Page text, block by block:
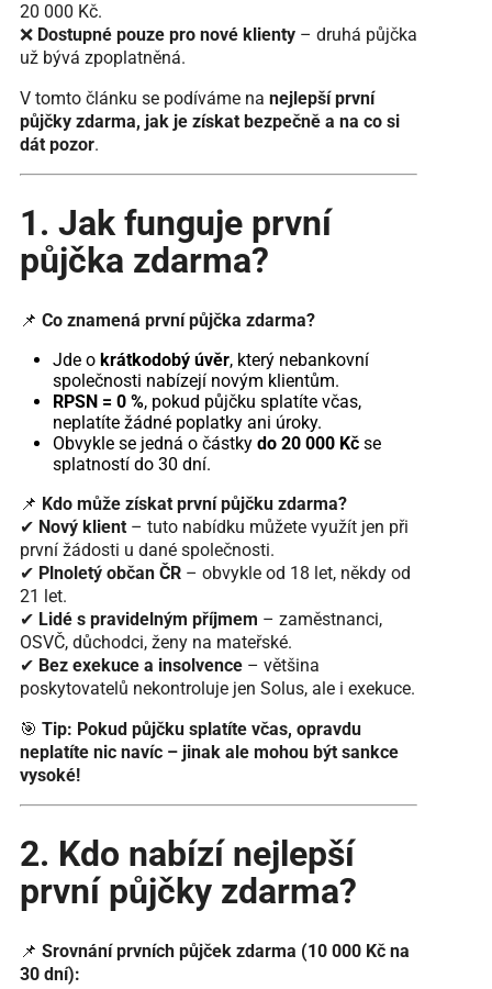
20 000 Kč.
❌ Dostupné pouze pro nové klienty– druhá půjčka
už bývá zpoplatněná.
V tomto článku se podíváme na nejlepší první
půjčky zdarma, jak je získat bezpečně a na co si
dát pozor.
1. Jak funguje první
půjčka zdarma?
📌 Co znamená první půjčka zdarma?
Jde o krátkodobý úvěr, který nebankovní
společnosti nabízejí novým klientům.
RPSN = 0 %, pokud půjčku splatíte včas,
neplatíte žádné poplatky ani úroky.
Obvykle se jedná o částky do 20 000 Kčse
splatností do 30 dní.
📌 Kdo může získat první půjčku zdarma?
✔ Nový klient– tuto nabídku můžete využít jen při
první žádosti u dané společnosti.
✔ Plnoletý občan ČR– obvykle od 18 let, někdy od
21 let.
✔ Lidé s pravidelným příjmem – zaměstnanci,
OSVČ, důchodci, ženy na mateřské.
✔ Bez exekuce a insolvence– většina
poskytovatelů nekontroluje jen Solus, ale i exekuce.
🎯 Tip: Pokud půjčku splatíte včas, opravdu
neplatíte nic navíc – jinak ale mohou být sankce
vysoké!
2. Kdo nabízí nejlepší
první půjčky zdarma?
📌 Srovnání prvních půjček zdarma (10 000 Kč na
30 dní):